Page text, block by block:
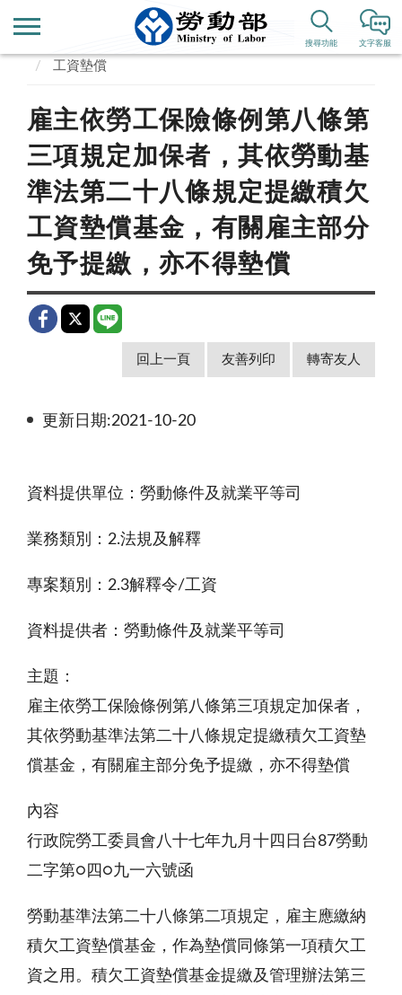
文字客服
搜尋功能
業務專區 勞動條件、就業平等
工資
工資墊償
雇主依勞工保險條例第八條第
三項規定加保者，其依勞動基
準法第二十八條規定提繳積欠
工資墊償基金，有關雇主部分
免予提繳，亦不得墊償
回上一頁 友善列印 轉寄友人
更新日期:2021-10-20
資料提供單位：勞動條件及就業平等司
業務類別：2.法規及解釋
專案類別：2.3解釋令/工資
資料提供者：勞動條件及就業平等司
主題：
雇主依勞工保險條例第八條第三項規定加保者，
其依勞動基準法第二十八條規定提繳積欠工資墊
償基金，有關雇主部分免予提繳，亦不得墊償
內容
行政院勞工委員會八十七年九月十四日台87勞動
二字第○四○九一六號函
勞動基準法第二十八條第二項規定，雇主應繳納
積欠工資墊償基金，作為墊償同條第一項積欠工
資之用。積欠工資墊償基金提繳及管理辦法第三